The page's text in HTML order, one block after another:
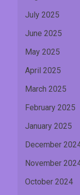
July 2025
June 2025
May 2025
April 2025
March 2025
February 2025
January 2025
December
November
October 2024